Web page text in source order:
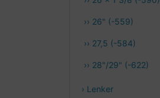
›› 26" (-559)
›› 27,5 (-584)
›› 28"/29" (-622)
› Lenker